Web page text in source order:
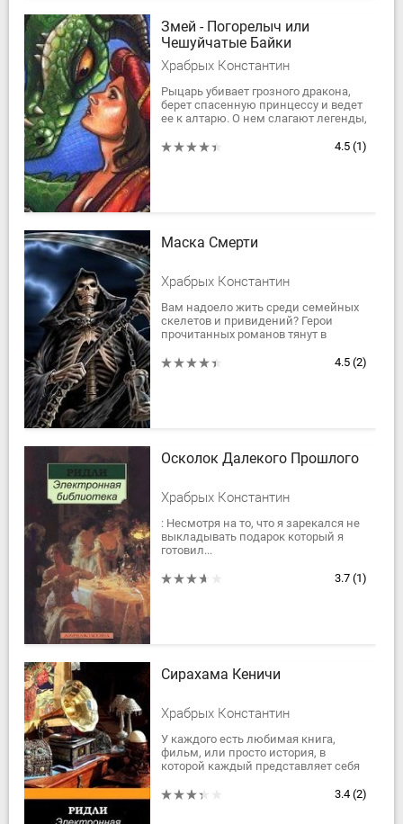
Змей - Погорелыч или
Чешуйчатые Байки
Храбрых Константин
Рыцарь убивает грозного дракона,
берет спасенную принцессу и ведет
ее к алтарю. О нем слагают легенды,
дабы он поведал о своем подвиге....
4.5 (1)
Маска Смерти
Храбрых Константин
Вам надоело жить среди семейных
скелетов и привидений? Герои
прочитанных романов тянут в
близкий и одновременно далекий
4.5 (2)
Осколок Далекого Прошлого
Храбрых Константин
: Несмотря на то, что я зарекался не
выкладывать подарок который я
готовил...
3.7 (1)
Сирахама Кеничи
Храбрых Константин
У каждого есть любимая книга,
фильм, или просто история, в
которой каждый представляет себя
решить все проблемы, пройти
3.4 (2)